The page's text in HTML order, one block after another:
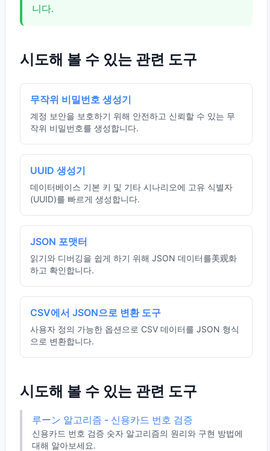
니다.
시도해 볼 수 있는 관련 도구
무작위 비밀번호 생성기
계정 보안을 보호하기 위해 안전하고 신뢰할 수 있는 무
작위 비밀번호를 생성합니다.
UUID 생성기
데이터베이스 기본 키 및 기타 시나리오에 고유 식별자
(UUID)를 빠르게 생성합니다.
JSON 포맷터
읽기와 디버깅을 쉽게 하기 위해 JSON 데이터를美观화
하고 확인합니다.
CSV에서 JSON으로 변환 도구
사용자 정의 가능한 옵션으로 CSV 데이터를 JSON 형식
으로 변환합니다.
시도해 볼 수 있는 관련 도구
루ーン 알고리즘 - 신용카드 번호 검증
신용카드 번호 검증 숫자 알고리즘의 원리와 구현 방법에
대해 알아보세요.